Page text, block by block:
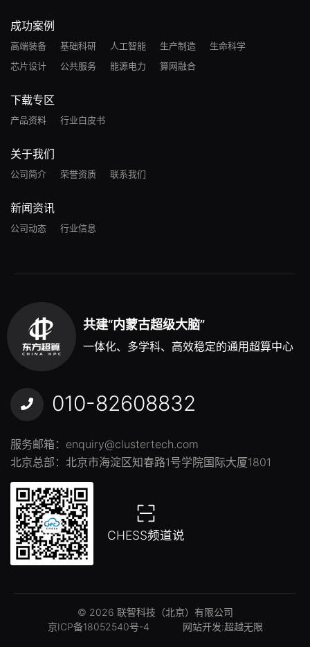
成功案例
高端装备 基础科研 人工智能 生产制造
生命科学
芯片设计
公共服务 能源电力 算网融合
下载专区
产品资料 行业白皮书
关于我们
公司简介 荣誉资质 联系我们
新闻资讯
公司动态 行业信息
共建“内蒙古超级大脑”
一体化、多学科、高效稳定的通用超算中心
010-82608832
服务邮箱： enquiry@clustertech.com
北京总部：北京市海淀区知春路1号学院国际大厦1801
CHESS频道说
© 2026 联智科技（北京）有限公司
京ICP备18052540号-4
网站开发:超越无限